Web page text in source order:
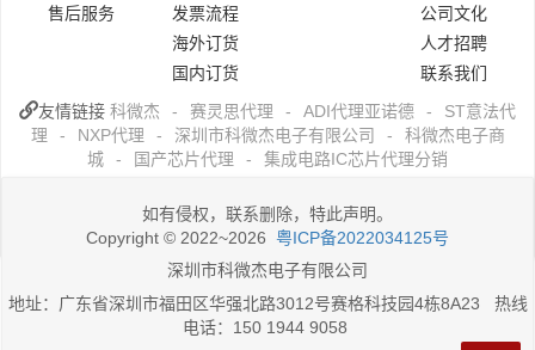
售后服务
发票流程
海外订货
国内订货
公司文化
人才招聘
联系我们
友情链接 科微杰 - 赛灵思代理 - ADI代理亚诺德 -
ST意法代
理
- NXP代理 - 深圳市科微杰电子有限公司 -
科微杰电子商
城
- 国产芯片代理 - 集成电路IC芯片代理分销
如有侵权，联系删除，特此声明。
Copyright © 2022~2026 粤ICP备2022034125号
深圳市科微杰电子有限公司
地址：广东省深圳市福田区华强北路3012号赛格科技园4栋8A23 热线
电话：150 1944 9058